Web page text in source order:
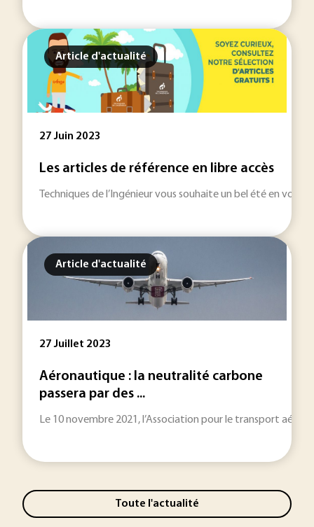
Article d'actualité
27 Juin 2023
Les articles de référence en libre accès
Techniques de l’Ingénieur vous souhaite un bel été en
Article d'actualité
27 Juillet 2023
Aéronautique : la neutralité carbone
passera par des ...
Le 10 novembre 2021, l’Association pour le transport
Toute l'actualité